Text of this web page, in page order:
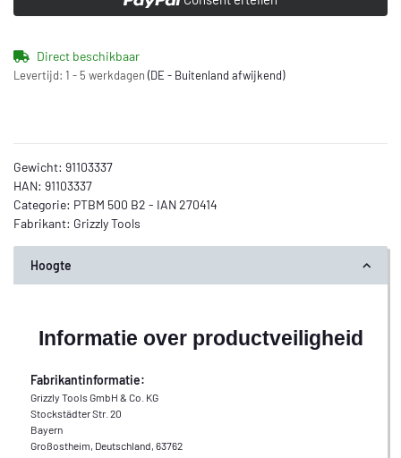
Direct beschikbaar
Levertijd: 1 - 5 werkdagen (DE - Buitenland afwijkend)
Gewicht: 91103337
HAN: 91103337
Categorie: PTBM 500 B2 - IAN 270414
Fabrikant: Grizzly Tools
Hoogte
Informatie over productveiligheid
Fabrikantinformatie:
Grizzly Tools GmbH & Co. KG
Stockstädter Str. 20
Bayern
Großostheim, Deutschland, 63762